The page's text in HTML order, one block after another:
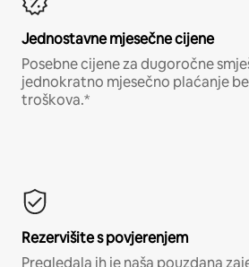
Jednostavne mjesečne cijene
Posebne cijene za dugoročne
jednokratno mjesečno plaćanje
troškova.*
Rezervišite s povjerenjem